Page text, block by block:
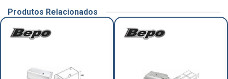
Produtos Relacionados